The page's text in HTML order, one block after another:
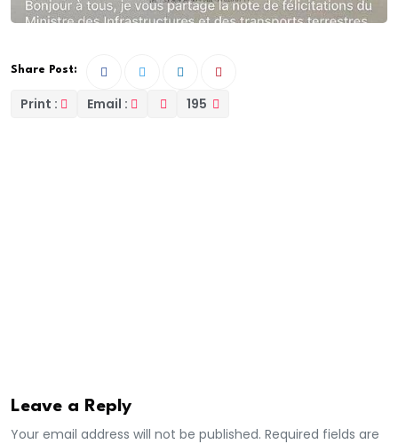
Share Post:
Print : Email : 195
Leave a Reply
Your email address will not be published. Required fields are